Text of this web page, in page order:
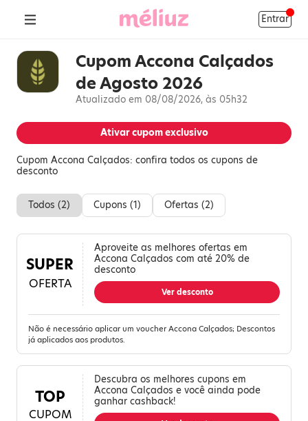
Entrar
Cupom Accona Calçados
de Agosto 2026
Atualizado em 08/08/2026, às 05h32
Ativar cupom exclusivo
Cupom Accona Calçados: confira todos os cupons de
desconto
Todos (2) Cupons (1) Ofertas (2)
SUPER
OFERTA
Aproveite as melhores ofertas em
Accona Calçados com até 20% de
desconto
Ver desconto
Não é necessário aplicar um voucher Accona Calçados; Descontos
já aplicados aos produtos.
TOP
CUPOM
Descubra os melhores cupons em
Accona Calçados e você ainda pode
ganhar cashback!